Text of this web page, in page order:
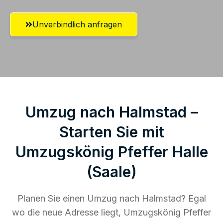
Unverbindlich anfragen
Umzug nach Halmstad –
Starten Sie mit
Umzugskönig Pfeffer Halle
(Saale)
Planen Sie einen Umzug nach Halmstad? Egal
wo die neue Adresse liegt, Umzugskönig Pfeffer